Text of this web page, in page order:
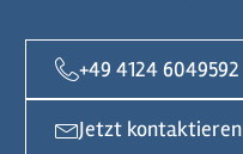
+49 4124 6049592
Jetzt kontaktieren